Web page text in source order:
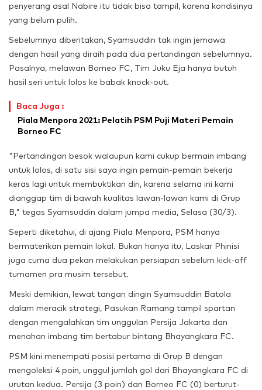
penyerang asal Nabire itu tidak bisa tampil, karena kondisinya
yang belum pulih.
Sebelumnya diberitakan, Syamsuddin tak ingin jemawa
dengan hasil yang diraih pada dua pertandingan sebelumnya.
Pasalnya, melawan Borneo FC, Tim Juku Eja hanya butuh
hasil seri untuk lolos ke babak knock-out.
Baca Juga :
Piala Menpora 2021: Pelatih PSM Puji Materi Pemain
Borneo FC
"Pertandingan besok walaupun kami cukup bermain imbang
untuk lolos, di satu sisi saya ingin pemain-pemain bekerja
keras lagi untuk membuktikan diri, karena selama ini kami
dianggap tim di bawah kualitas lawan-lawan kami di Grup
B," tegas Syamsuddin dalam jumpa media, Selasa (30/3).
Seperti diketahui, di ajang Piala Menpora, PSM hanya
bermaterikan pemain lokal. Bukan hanya itu, Laskar Phinisi
juga cuma dua pekan melakukan persiapan sebelum kick-off
turnamen pra musim tersebut.
Meski demikian, lewat tangan dingin Syamsuddin Batola
dalam meracik strategi, Pasukan Ramang tampil spartan
dengan mengalahkan tim unggulan Persija Jakarta dan
menahan imbang tim bertabur bintang Bhayangkara FC.
PSM kini menempati posisi pertama di Grup B dengan
mengoleksi 4 poin, unggul jumlah gol dari Bhayangkara FC di
urutan kedua. Persija (3 poin) dan Borneo FC (0) berturut-